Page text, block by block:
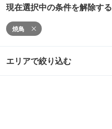
現在選択中の条件を解除する
焼鳥
エリアで絞り込む